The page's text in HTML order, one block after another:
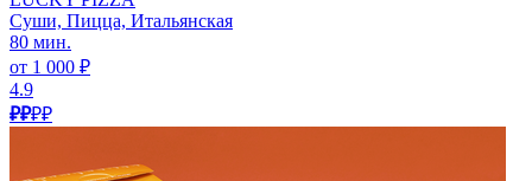
Суши, Пицца, Итальянская
80 мин.
от 1 000 ₽
4.9
₽₽₽₽